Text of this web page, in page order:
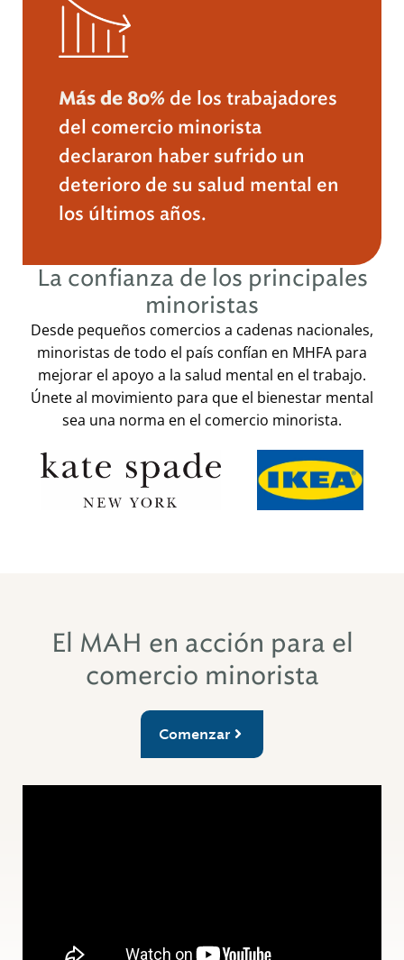
Más de 80%de los trabajadores
del comercio minorista
declararon haber sufrido un
deterioro de su salud mental en
los últimos años.
La confianza de los principales
minoristas
Desde pequeños comercios a cadenas nacionales,
minoristas de todo el país confían en MHFA para
mejorar el apoyo a la salud mental en el trabajo.
Únete al movimiento para que el bienestar mental
sea una norma en el comercio minorista.
El MAH en acción para el
comercio minorista
Comenzar